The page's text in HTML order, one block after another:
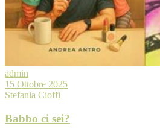
admin
15 Ottobre 2025
Stefania Cioffi
Babbo ci sei?